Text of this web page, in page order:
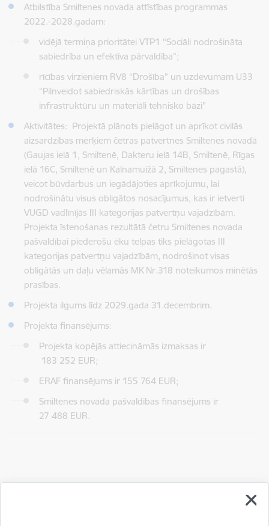
Atbilstība Smiltenes novada attīstības programmas
2022.-2028.gadam:
vidējā termiņa prioritātei VTP1 “Sociāli nodrošināta
sabiedrība un efektīva pārvaldība”;
rīcības virzieniem RV8 “Drošība” un uzdevumam U33
“Pilnveidot sabiedriskās kārtības un drošības
infrastruktūru un materiāli tehnisko bāzi”
Aktivitātes: Projektā plānots pielāgot un aprīkot civilās
aizsardzības mērķiem četras patvertnes Smiltenes novadā
(Gaujas ielā 1, Smiltenē, Dakteru ielā 14B, Smiltenē, Rīgas
ielā 16C, Smiltenē un Kalnamuižā 2, Smiltenes pagastā),
veicot būvdarbus un iegādājoties aprīkojumu, lai
nodrošinātu visus obligātos nosacījumus, kas ir ietverti
VUGD vadlīnījās III kategorijas patvertņu vajadzībām.
Projekta īstenošanas rezultātā četru Smiltenes novada
pašvaldībai piederošu ēku telpas tiks pielāgotas III
kategorijas patvertņu vajadzībām, nodrošinot visas
obligātās un daļu vēlamās MK Nr.318 noteikumos minētās
prasības.
Projekta ilgums līdz 2029.gada 31.decembrim.
Projekta finansējums:
Projekta kopējās attiecināmās izmaksas ir
183 252 EUR;
ERAF finansējums ir 155 764 EUR;
Smiltenes novada pašvaldības finansējums ir
27 488 EUR.